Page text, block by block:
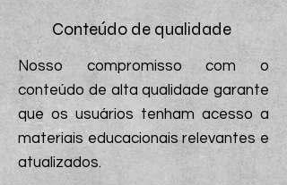
Conteúdo de qualidade
Nosso compromisso com o
conteúdo de alta qualidade garante
que os usuários tenham acesso a
materiais educacionais relevantes e
atualizados.